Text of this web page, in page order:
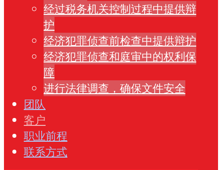
经过税务机关控制过程中提供辩
护
经济犯罪侦查前检查中提供辩护
经济犯罪侦查和庭审中的权利保
障
进行法律调查，确保文件安全
团队
客户
职业前程
联系方式